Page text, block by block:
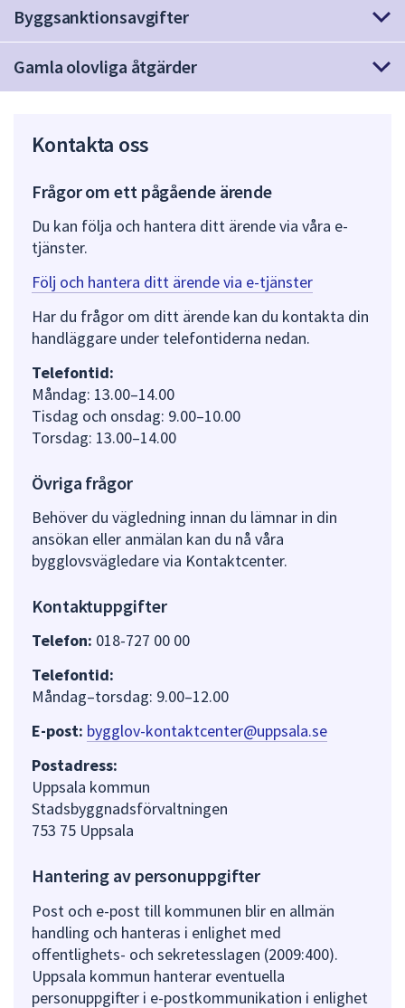
Byggsanktionsavgifter
Gamla olovliga åtgärder
Kontakta oss
Frågor om ett pågående ärende
Du kan följa och hantera ditt ärende via våra e-
tjänster.
Följ och hantera ditt ärende via e-tjänster
Har du frågor om ditt ärende kan du kontakta din
handläggare under telefontiderna nedan.
Telefontid:
Måndag: 13.00–14.00
Tisdag och onsdag: 9.00–10.00
Torsdag: 13.00–14.00
Övriga frågor
Behöver du vägledning innan du lämnar in din
ansökan eller anmälan kan du nå våra
bygglovsvägledare via Kontaktcenter.
Kontaktuppgifter
Telefon: 018-727 00 00
Telefontid:
Måndag–torsdag: 9.00–12.00
E-post: bygglov-kontaktcenter@uppsala.se
Postadress:
Uppsala kommun
Stadsbyggnadsförvaltningen
753 75 Uppsala
Hantering av personuppgifter
Post och e-post till kommunen blir en allmän
handling och hanteras i enlighet med
offentlighets- och sekretesslagen (2009:400).
Uppsala kommun hanterar eventuella
personuppgifter i e-postkommunikation i enlighet